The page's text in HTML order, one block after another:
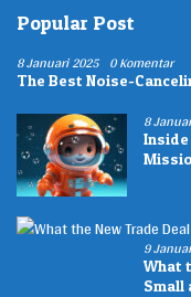
Popular Post
8 Januari 2025 0 Komentar
The Best Noise-
8
Inside
9
What
Small